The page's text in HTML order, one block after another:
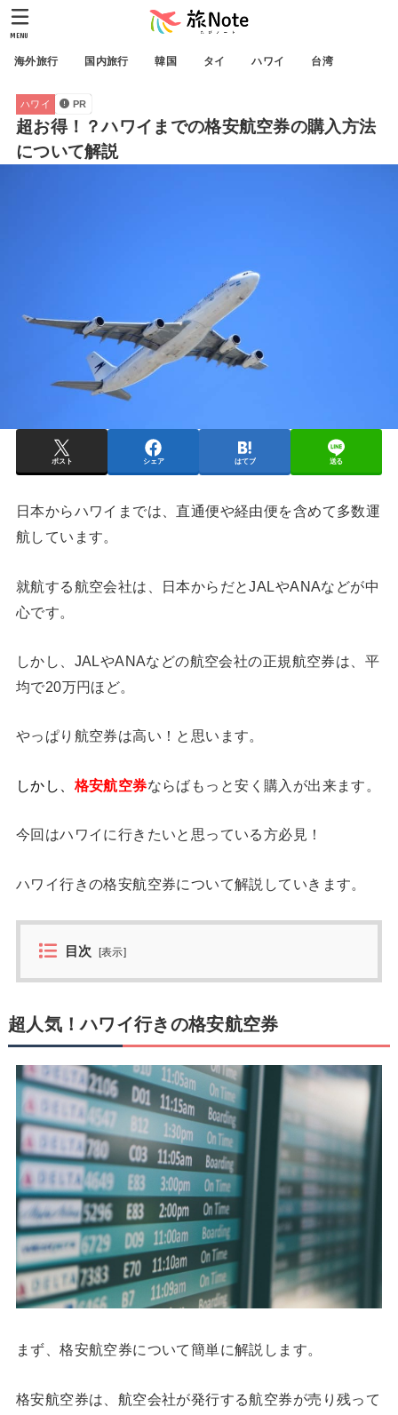
海外旅行 国内旅行 韓国 タイ ハワイ 台湾
MENU
ハワイ PR
超お得！？ハワイまでの格安航空券の購入方法
について解説
ポスト シェア はてブ 送る
日本からハワイまでは、直通便や経由便を含めて多数運
航しています。
就航する航空会社は、日本からだとJALやANAなどが中
心です。
しかし、JALやANAなどの航空会社の正規航空券は、平
均で20万円ほど。
やっぱり航空券は高い！と思います。
しかし、 格安航空券ならばもっと安く購入が出来ます。
今回はハワイに行きたいと思っている方必見！
ハワイ行きの格安航空券について解説していきます。
目次 [表示]
超人気！ハワイ行きの格安航空券
まず、格安航空券について簡単に解説します。
格安航空券は、航空会社が発行する航空券が売り残って